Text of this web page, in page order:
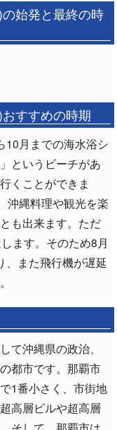
始発と最終の時
すすめの時期
10月までの海水浴シ
というビーチがあ
くことができま
沖縄料理や観光を楽
も出来ます。ただ
ます。そのため8月
、また飛行機が遅延
て沖縄県の政治、
都市です。那覇市
1番小さく、市街地
高層ビルや超高層